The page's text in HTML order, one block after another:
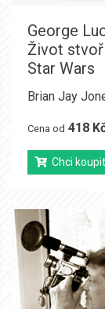
George
Život
Star Wars
Brian Jay
Cena od 418
Chci koupit